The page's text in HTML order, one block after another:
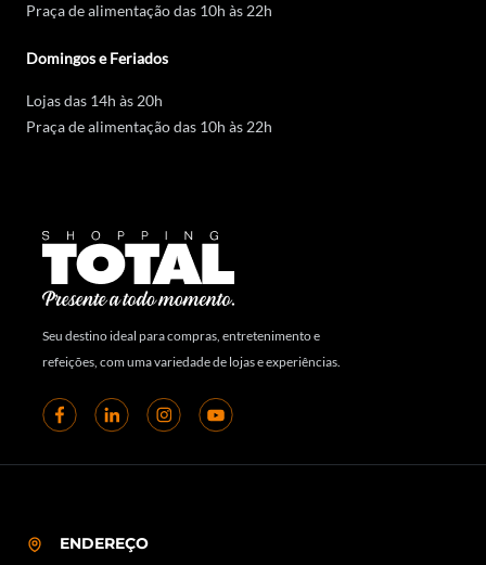
Praça de alimentação das 10h às 22h
Domingos e Feriados
Lojas das 14h às 20h
Praça de alimentação das 10h às 22h
Seu destino ideal para compras, entretenimento e
refeições, com uma variedade de lojas e experiências.
ENDEREÇO